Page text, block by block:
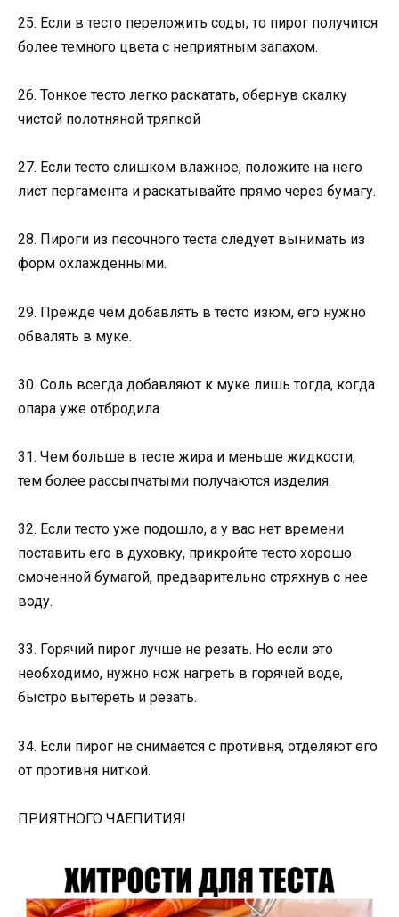
25. Если в тесто переложить соды, то пирог получится
более темного цвета с неприятным запахом.
26. Тонкое тесто легко раскатать, обернув скалку
чистой полотняной тряпкой
27. Если тесто слишком влажное, положите на него
лист пергамента и раскатывайте прямо через бумагу.
28. Пироги из песочного теста следует вынимать из
форм охлажденными.
29. Прежде чем добавлять в тесто изюм, его нужно
обвалять в муке.
30. Соль всегда добавляют к муке лишь тогда, когда
опара уже отбродила
31. Чем больше в тесте жира и меньше жидкости,
тем более рассыпчатыми получаются изделия.
32. Если тесто уже подошло, а у вас нет времени
поставить его в духовку, прикройте тесто хорошо
смоченной бумагой, предварительно стряхнув с нее
воду.
33. Горячий пирог лучше не резать. Но если это
необходимо, нужно нож нагреть в горячей воде,
быстро вытереть и резать.
34. Если пирог не снимается с противня, отделяют его
от противня ниткой.
ПРИЯТНОГО ЧАЕПИТИЯ!